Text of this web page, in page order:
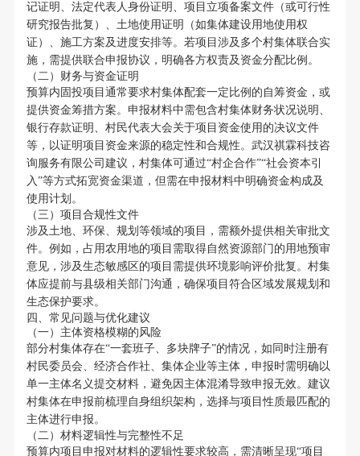
记证明、法定代表人身份证明、项目立项备案文件（或可行性
研究报告批复）、土地使用证明（如集体建设用地使用权
证）、施工方案及进度安排等。若项目涉及多个村集体联合实
施，需提供联合申报协议，明确各方权责及资金分配比例。
（二）财务与资金证明
预算内固投项目通常要求村集体配套一定比例的自筹资金，或
提供资金筹措方案。申报材料中需包含村集体财务状况说明、
银行存款证明、村民代表大会关于项目资金使用的决议文件
等，以证明项目资金来源的稳定性和合规性。武汉祺霖科技咨
询服务有限公司建议，村集体可通过“村企合作”“社会资本引
入”等方式拓宽资金渠道，但需在申报材料中明确资金构成及
使用计划。
（三）项目合规性文件
涉及土地、环保、规划等领域的项目，需额外提供相关审批文
件。例如，占用农用地的项目需取得自然资源部门的用地预审
意见，涉及生态敏感区的项目需提供环境影响评价批复。村集
体应提前与县级相关部门沟通，确保项目符合区域发展规划和
生态保护要求。
四、常见问题与优化建议
（一）主体资格模糊的风险
部分村集体存在“一套班子、多块牌子”的情况，如同时注册有
村民委员会、经济合作社、集体企业等主体，申报时需明确以
单一主体名义提交材料，避免因主体混淆导致申报无效。建议
村集体在申报前梳理自身组织架构，选择与项目性质最匹配的
主体进行申报。
（二）材料逻辑性与完整性不足
预算内项目申报对材料的逻辑性要求较高，需清晰呈现“项目